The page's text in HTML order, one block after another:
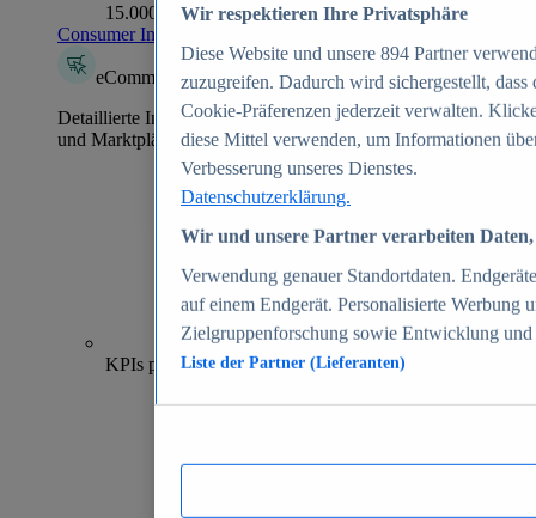
15.000+ Marken
Consumer Insights entdecken
eCommerce Insights
Detaillierte Informationen zu mehr als 39.000 Online-Shops
und Marktplätzen
70+
KPIs pro Shop
Wir respektieren Ihre Privatsphäre
Diese Website und unsere 894 Partner
zuzugreifen. Dadurch wird sichergestellt,
Cookie-Präferenzen jederzeit verwalten.
diese Mittel verwenden, um Informationen
Verbesserung unseres Dienstes.
Datenschutzerklärung.
Wir und unsere Partner verarbeiten
Verwendung genauer Standortdaten.
auf einem Endgerät. Personalisierte Werbung
Zielgruppenforschung sowie Entwicklung
Liste der Partner (Lieferanten)